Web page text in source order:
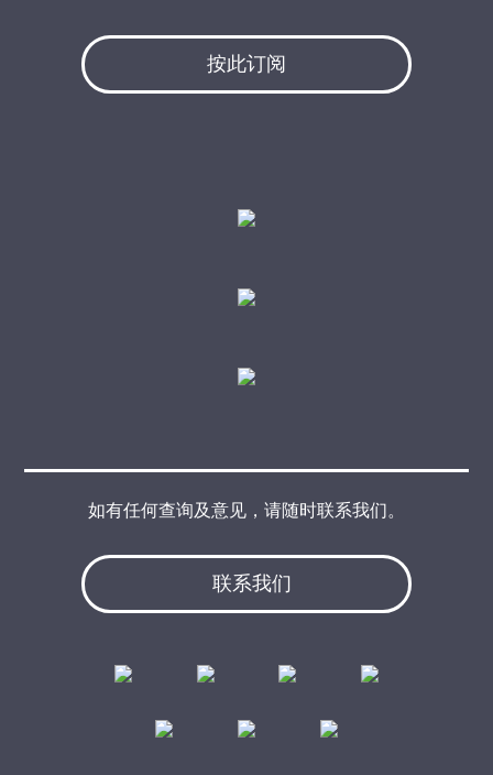
按此订阅
联系我们
如有任何查询及意见，请随时联系我们。